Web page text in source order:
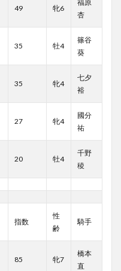
49 牝6
福原
杏
35 牡4
篠谷
葵
35 牝4
七夕
裕
27 牝4
國分
祐
20 牡4
千野
稜
指数
性
齢
騎手
85 牝7
橋本
直